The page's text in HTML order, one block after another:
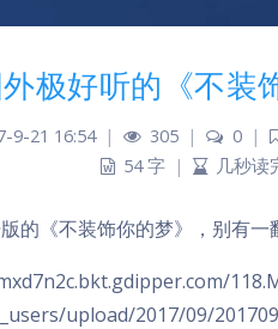
极好听的《不装
9-21 16:54 | 305 | 0 |
54 字 | 几秒读
的《不装饰你的梦》，别有一
upload/2017/09/